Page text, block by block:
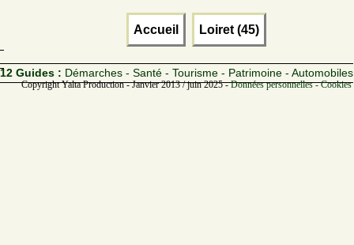
Accueil Loiret (45)
12 Guides : Démarches - Santé - Tourisme - Patrimoine - Automobiles
Copyright Yalta Production - Janvier 2013 / juin 2025 -Données personnelles -